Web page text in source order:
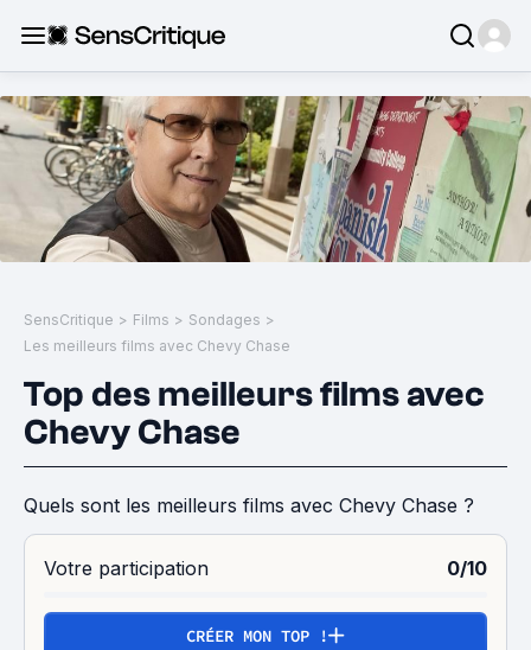
SensCritique > Films > Sondages >
Les meilleurs films avec Chevy Chase
Top des meilleurs films avec
Chevy Chase
Quels sont les meilleurs films avec Chevy Chase ?
Votre participation 0/10
CRÉER MON TOP !